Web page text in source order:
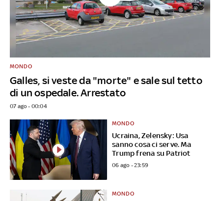
Galles, si veste da "morte" e sale sul tetto
di un ospedale. Arrestato
MONDO
07 ago - 00:04
Ucraina, Zelensky: Usa
sanno cosa ci serve. Ma
Trump frena su Patriot
MONDO
06 ago - 23:59
MONDO